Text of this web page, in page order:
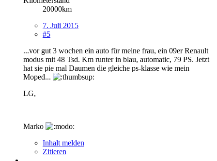
20000km
7. Juli 2015
#5
...vor gut 3 wochen ein auto für meine frau, ein 09er Renault
modus mit 48 Tsd. Km runter in blau, automatic, 79 PS. Jetzt
hat sie pie mal Daumen die gleiche ps-klasse wie mein
Moped...
LG,
Marko
Inhalt melden
Zitieren